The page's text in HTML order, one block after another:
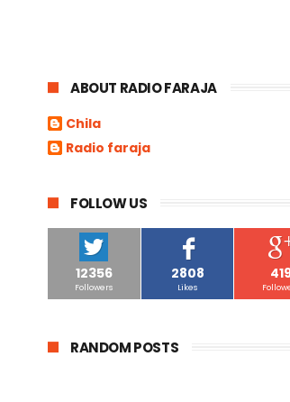
ABOUT RADIO FARAJA
Chila
Radio faraja
FOLLOW US
12356
Followers
2808
Likes
RANDOM POSTS